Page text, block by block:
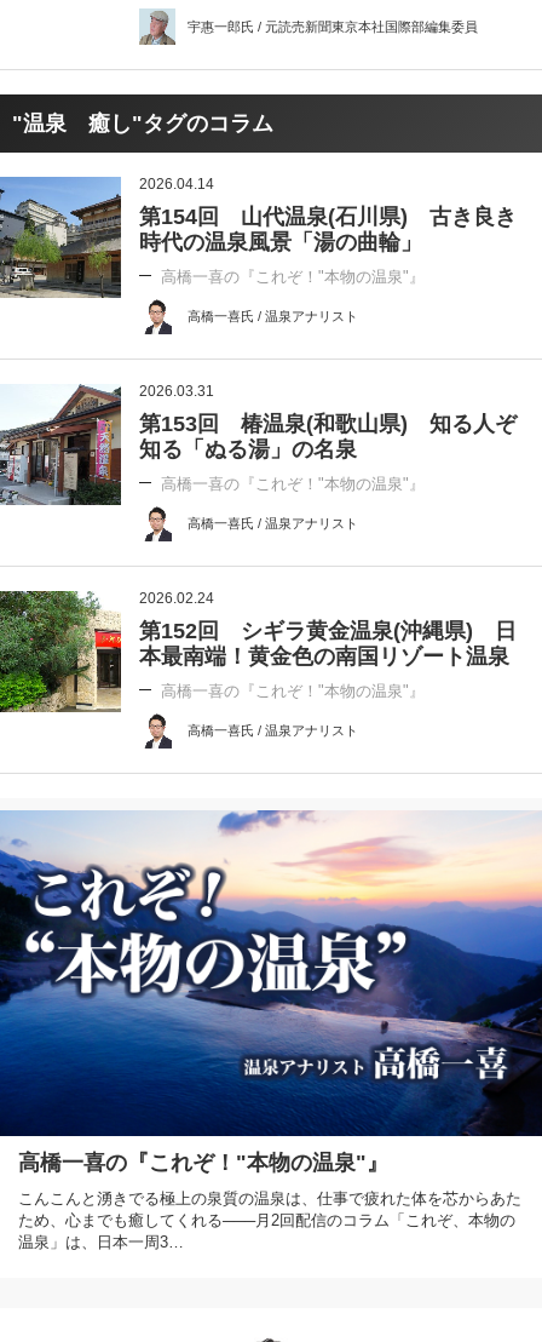
宇惠一郎氏 / 元読売新聞東京本社国際部編集委員
"温泉 癒し"タグのコラム
2026.04.14
第154回 山代温泉(石川県) 古き良き
時代の温泉風景「湯の曲輪」
高橋一喜の『これぞ！"本物の温泉"』
高橋一喜氏 / 温泉アナリスト
2026.03.31
第153回 椿温泉(和歌山県) 知る人ぞ
知る「ぬる湯」の名泉
高橋一喜の『これぞ！"本物の温泉"』
高橋一喜氏 / 温泉アナリスト
2026.02.24
第152回 シギラ黄金温泉(沖縄県) 日
本最南端！黄金色の南国リゾート温泉
高橋一喜の『これぞ！"本物の温泉"』
高橋一喜氏 / 温泉アナリスト
高橋一喜の『これぞ！"本物の温泉"』
こんこんと湧きでる極上の泉質の温泉は、仕事で疲れた体を芯からあた
ため、心までも癒してくれる───月2回配信のコラム「これぞ、本物の
温泉」は、日本一周3…